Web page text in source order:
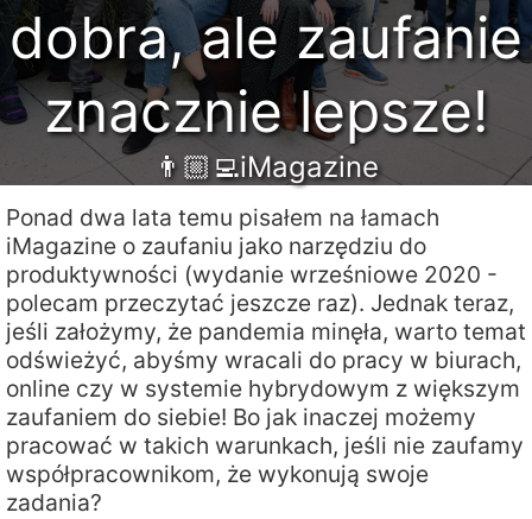
dobra, ale zaufanie
znacznie lepsze!
👨🏼‍💻iMagazine
Ponad dwa lata temu pisałem na łamach
iMagazine o zaufaniu jako narzędziu do
produktywności (wydanie wrześniowe 2020 -
polecam przeczytać jeszcze raz). Jednak teraz,
jeśli założymy, że pandemia minęła, warto temat
odświeżyć, abyśmy wracali do pracy w biurach,
online czy w systemie hybrydowym z większym
zaufaniem do siebie! Bo jak inaczej możemy
pracować w takich warunkach, jeśli nie zaufamy
współpracownikom, że wykonują swoje
zadania?